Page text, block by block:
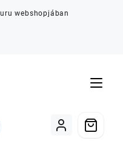
webshopjában